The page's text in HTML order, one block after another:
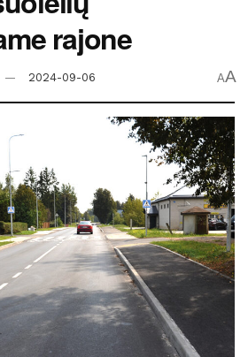
rajone
2024-09-06 AA